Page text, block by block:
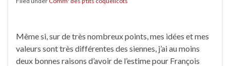
Même si, sur de très nombreux points, mes idées et mes
valeurs sont très différentes des siennes, j’ai au moins
deux bonnes raisons d’avoir de l’estime pour François